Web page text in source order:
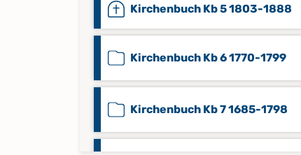
Kirchenbuch Kb 5 1803-1888
Kirchenbuch Kb 6 1770-1799
Kirchenbuch Kb 7 1685-1798